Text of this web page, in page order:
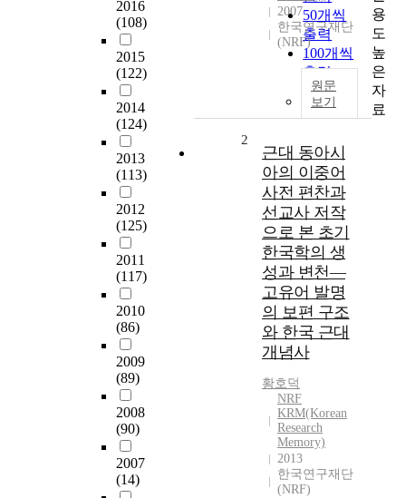
2016
(108)
2015
(122)
2014
(124)
2013
(113)
2012
(125)
2011
(117)
2010
(86)
2009
(89)
2008
(90)
2007
(14)
50개씩
출력
100개씩
출력
2007
한국연구재단
(NRF)
원문
보기
2
근대 동아시
아의 이중어
사전 편찬과
선교사 저작
으로 본 초기
한국학의 생
성과 변천―
고유어 발명
의 보편 구조
와 한국 근대
개념사
황호덕
NRF
KRM(Korean
Research
Memory)
2013
한국연구재단
(NRF)
용
도
높
은
자
료